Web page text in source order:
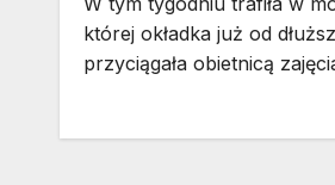
której okładka już od
przyciągała obietnicą